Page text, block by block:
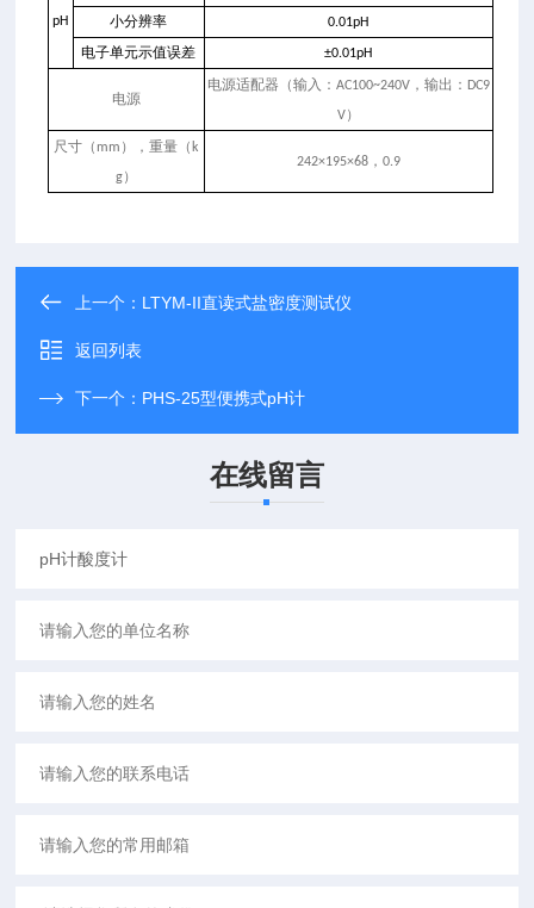
pH 小分辨率 0.01pH
电子单元示值误差 ±0.01pH
电源
电源适配器（输入： AC100~240V，输出： DC9
V）
尺寸（ mm ），重量（ k
g）
242×195×68， 0.9
上一个： LTYM-II直读式盐密度测试仪
返回列表
下一个： PHS-25型便携式pH计
在线留言